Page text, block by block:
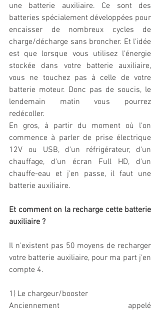
une batterie auxiliaire. Ce sont des
batteries spécialement développées pour
encaisser de nombreux cycles de
charge/décharge sans broncher. Et l'idée
est que lorsque vous utilisez l'énergie
stockée dans votre batterie auxiliaire,
vous ne touchez pas à celle de votre
batterie moteur. Donc pas de soucis, le
lendemain matin vous pourrez
redécoller.
En gros, à partir du moment où l'on
commence à parler de prise électrique
12V ou USB, d'un réfrigérateur, d'un
chauffage, d'un écran Full HD, d'un
chauffe-eau et j'en passe, il faut une
batterie auxiliaire.
Et comment on la recharge cette batterie
auxiliaire ?
Il n'existent pas 50 moyens de recharger
votre batterie auxiliaire, pour ma part j'en
compte 4.
1) Le chargeur/booster
Anciennement appelé